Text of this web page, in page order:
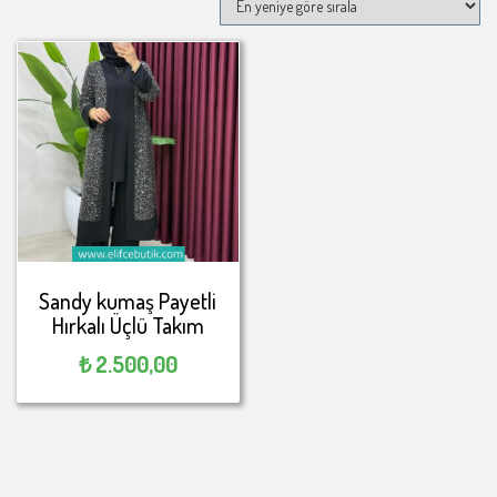
Sandy kumaş Payetli
Hırkalı Üçlü Takım
₺2.500,00